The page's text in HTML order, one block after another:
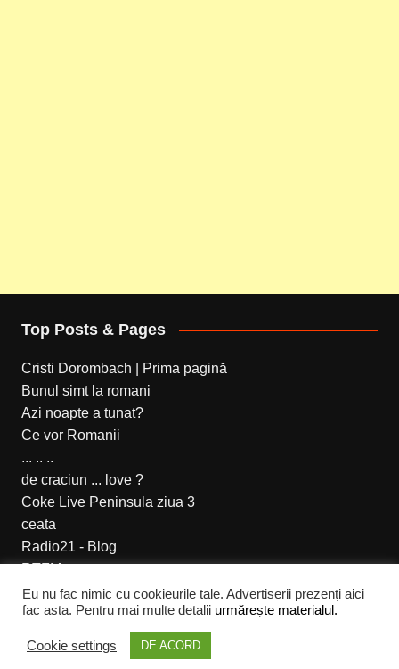
Top Posts & Pages
Cristi Dorombach | Prima pagină
Bunul simt la romani
Azi noapte a tunat?
Ce vor Romanii
... .. ..
de craciun ... love ?
Coke Live Peninsula ziua 3
ceata
Radio21 - Blog
RTFM
Cream Magazine pentru Cristi Dorombach
Eu nu fac nimic cu cookieurile tale. Advertiserii prezenți aici
fac asta. Pentru mai multe detalii urmărește materialul.
Cookie settings DE ACORD